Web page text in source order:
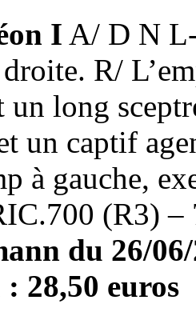
I A/ D N
R/
un long
un captif
à gauche,
(R3)
du 26/
28,50 euros